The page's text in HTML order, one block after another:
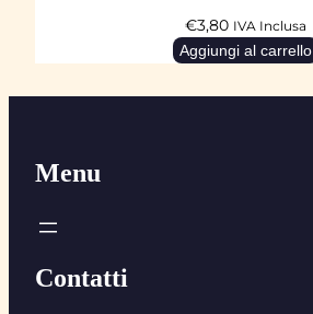
€3,80 IVA Inclusa
Aggiungi al carrello
Menu
Contatti